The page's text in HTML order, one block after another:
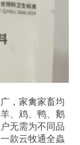
，家禽家畜均
、鸡、鸭、鹅
无需为不同品
款云牧通全蟲